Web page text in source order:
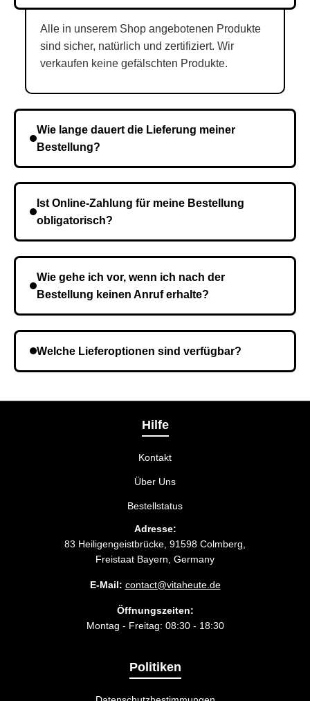
Alle in unserem Shop angebotenen Produkte
sind sicher, natürlich und zertifiziert. Wir
verkaufen keine gefälschten Produkte.
Wie lange dauert die Lieferung meiner
Bestellung?
Kurierdienst und die Zeit hängt davon ab.
Ist Online-Zahlung für meine Bestellung
obligatorisch?
Wie gehe ich vor, wenn ich nach der
Bestellung keinen Anruf erhalte?
und wiederholen Sie gegebenenfalls die Bestellung.
Welche Lieferoptionen sind verfügbar?
Liefermethode wählen, die am besten zu Ihnen
Hilfe
Kontakt
Über Uns
Bestellstatus
Adresse:
83 Heiligengeistbrücke, 91598 Colmberg,
Freistaat Bayern, Germany
E-Mail: contact@vitaheute.de
Öffnungszeiten:
Montag - Freitag: 08:30 - 18:30
Politiken